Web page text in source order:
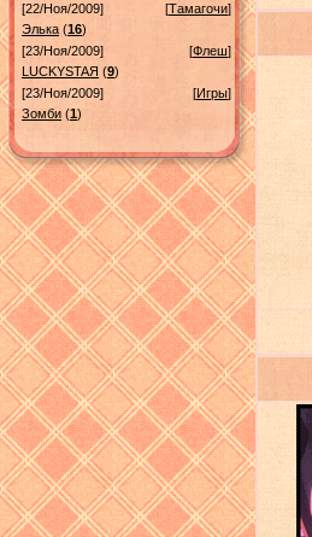
[22/Ноя/2009]
[Тамагочи]
Элька (16)
[23/Ноя/2009]
[Флеш]
LUСKYSTAЯ (9)
[23/Ноя/2009]
[Игры]
Зомби (1)